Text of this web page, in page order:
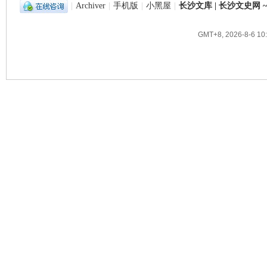
| Archiver | 手机版 | 小黑屋 | 长沙文库 | 长沙文史网
GMT+8, 2026-8-6